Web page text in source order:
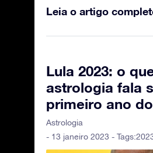
Leia o artigo
Lula 2023: o
astrologia fala
primeiro ano
Astrologia
- 13 janeiro 2023 - Tags: